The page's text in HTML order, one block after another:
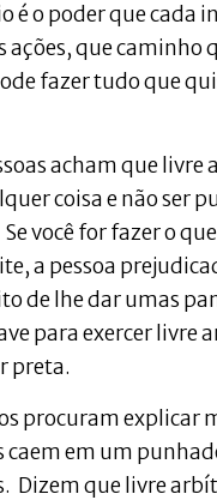
é o poder que cada
ações, que caminho
fazer tudo que
acham que livre
coisa e não ser
você for fazer o
a pessoa
de lhe dar umas
para exercer livre
preta.
procuram explicar
em um
Dizem que livre